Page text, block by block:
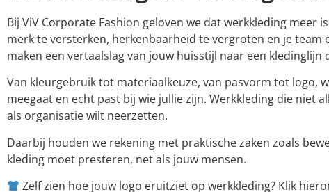
Bij ViV Corporate Fashion geloven we dat werkkleding
merk te versterken, herkenbaarheid te vergroten en je
maken een vertaalslag van jouw huisstijl naar een kledinglijn
Van kleurgebruik tot materiaalkeuze, van pasvorm tot logo,
meegaat en echt past bij wie jullie zijn. Werkkleding die niet
als organisatie wilt neerzetten.
Daarbij houden we rekening met praktische zaken zoals
kleding moet presteren, net als jouw mensen.
Zelf zien hoe jouw logo eruitziet op werkkleding? Klik